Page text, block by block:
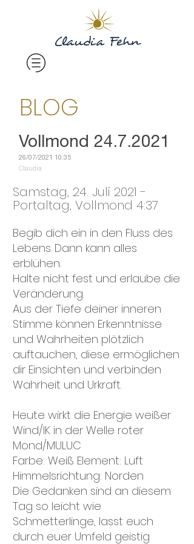
Vollmond 24.7.2021
26/07/2021 10:35
Claudia
Samstag, 24. Juli 2021 -
Portaltag, Vollmond 4:37
Begib dich ein in den Fluss des
Lebens. Dann kann alles
erblühen.
Halte nicht fest und erlaube die
Veränderung.
Aus der Tiefe deiner inneren
Stimme können Erkenntnisse
und Wahrheiten plötzlich
auftauchen, diese ermöglichen
dir Einsichten und verbinden
Wahrheit und Urkraft.
Heute wirkt die Energie weißer
Wind/IK in der Welle roter
Mond/MULUC
Farbe: Weiß Element: Luft
Himmelsrichtung: Norden
Die Gedanken sind an diesem
Tag so leicht wie
Schmetterlinge, lasst euch
durch euer Umfeld geistig
BLOG